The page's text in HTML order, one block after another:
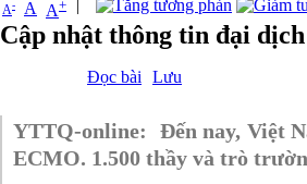
A- A A+ |
Cập nhật thông tin đại
Đọc bài Lưu
YTTQ-online:
Đến nay, Việt
ECMO. 1.500 thầy và trò